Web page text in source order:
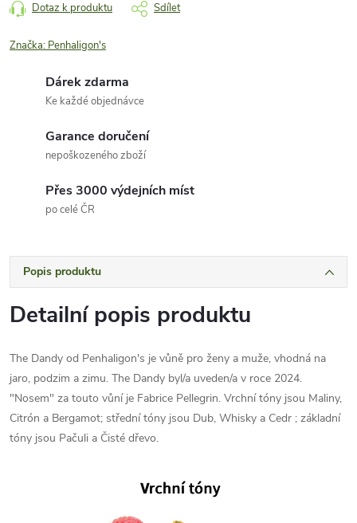
Dotaz k produktu Sdílet
Značka: Penhaligon's
Dárek zdarma
Ke každé objednávce
Garance doručení
nepoškozeného zboží
Přes 3000 výdejních míst
po celé ČR
Popis produktu
Detailní popis produktu
The Dandy od Penhaligon's je vůně pro ženy a muže, vhodná na
jaro, podzim a zimu. The Dandy byl/a uveden/a v roce 2024.
"Nosem" za touto vůní je Fabrice Pellegrin. Vrchní tóny jsou Maliny,
Citrón a Bergamot; střední tóny jsou Dub, Whisky a Cedr ; základní
tóny jsou Pačuli a Čisté dřevo.